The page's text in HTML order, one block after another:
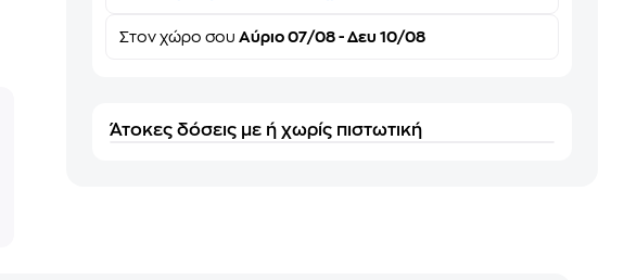
Στονχώρο σου Αύριο 07/08 - Δευ 10/08
Άτοκες δόσεις με ή χωρίς πιστωτική